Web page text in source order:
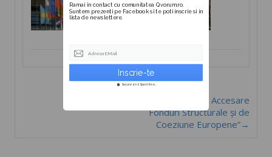
Curs ”Expert Accesare
Fonduri Structurale și de
Coeziune Europene”→
Ramai in contact cu comunitatea Qvorum.ro.
Suntem prezenti pe Facebook si te poti inscrie si in
lista de newslettere.
Adresa EMail
Secure and Spam free...